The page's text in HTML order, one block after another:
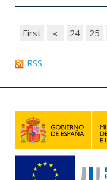
First « 24 25
RSS